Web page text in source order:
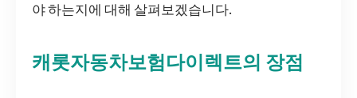
야 하는지에 대해 살펴보겠습니다.
캐롯자동차보험다이렉트의 장점